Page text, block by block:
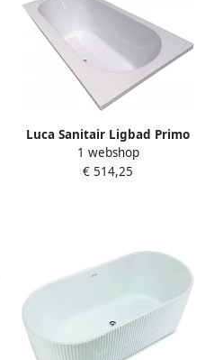
Luca Sanitair Ligbad Primo
Inbouw Acryl 180x80x49 cm
Wit Inclusief Stelpoten
1 webshop
€ 514,25